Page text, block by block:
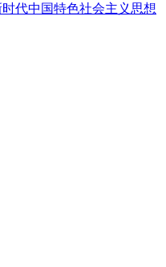
代中国特色社会主义思想